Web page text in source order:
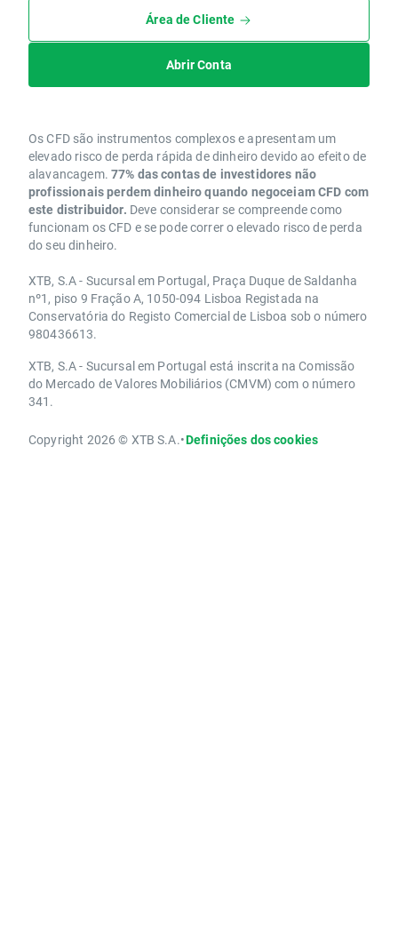
Área de Cliente
Abrir Conta
Os CFD são instrumentos complexos e apresentam um
elevado risco de perda rápida de dinheiro devido ao efeito de
alavancagem. 77% das contas de investidores não
profissionais perdem dinheiro quando negoceiam CFD com
este distribuidor. Deve considerar se compreende como
funcionam os CFD e se pode correr o elevado risco de perda
do seu dinheiro.
XTB, S.A - Sucursal em Portugal, Praça Duque de Saldanha
nº1, piso 9 Fração A, 1050-094 Lisboa Registada na
Conservatória do Registo Comercial de Lisboa sob o número
980436613.
XTB, S.A - Sucursal em Portugal está inscrita na Comissão
do Mercado de Valores Mobiliários (CMVM) com o número
341.
Copyright 2026 © XTB S.A.•Definições dos cookies